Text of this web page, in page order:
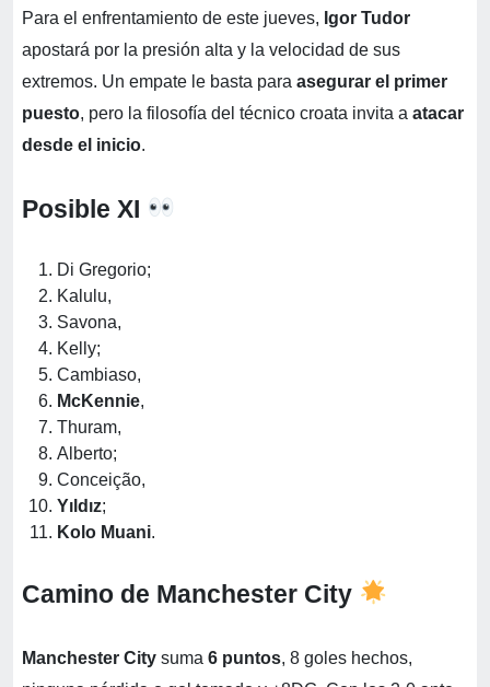
Para el enfrentamiento de este jueves, Igor Tudor
apostará por la presión alta y la velocidad de sus
extremos. Un empate le basta para asegurar el primer
puesto, pero la filosofía del técnico croata invita a atacar
desde el inicio.
Posible XI
Di Gregorio;
Kalulu,
Savona,
Kelly;
Cambiaso,
McKennie,
Thuram,
Alberto;
Conceição,
Yıldız;
Kolo Muani.
Camino de Manchester City
Manchester City suma 6 puntos, 8 goles hechos,